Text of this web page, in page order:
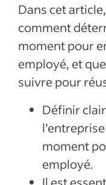
Dans cet
comment
moment pour
employé, et
suivre pour
Définir
moment
employé.
Il est